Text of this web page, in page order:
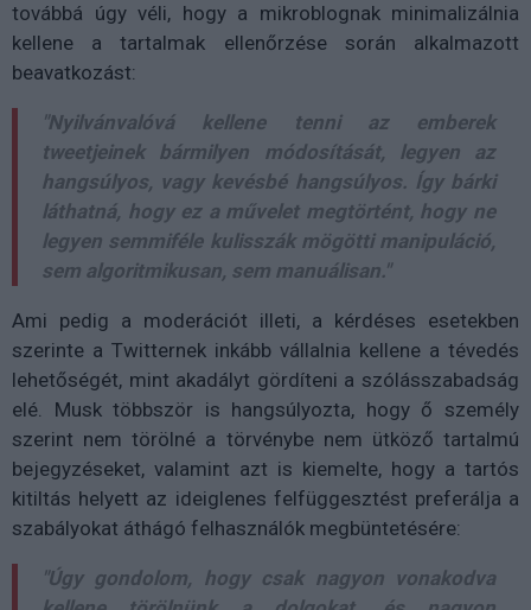
továbbá úgy véli, hogy a mikroblognak minimalizálnia
kellene a tartalmak ellenőrzése során alkalmazott
beavatkozást:
"Nyilvánvalóvá kellene tenni az emberek
tweetjeinek bármilyen módosítását, legyen az
hangsúlyos, vagy kevésbé hangsúlyos. Így bárki
láthatná, hogy ez a művelet megtörtént, hogy ne
legyen semmiféle kulisszák mögötti manipuláció,
sem algoritmikusan, sem manuálisan."
Ami pedig a moderációt illeti, a kérdéses esetekben
szerinte a Twitternek inkább vállalnia kellene a tévedés
lehetőségét, mint akadályt gördíteni a szólásszabadság
elé. Musk többször is hangsúlyozta, hogy ő személy
szerint nem törölné a törvénybe nem ütköző tartalmú
bejegyzéseket, valamint azt is kiemelte, hogy a tartós
kitiltás helyett az ideiglenes felfüggesztést preferálja a
szabályokat áthágó felhasználók megbüntetésére:
"Úgy gondolom, hogy csak nagyon vonakodva